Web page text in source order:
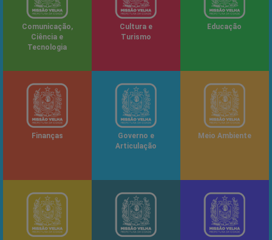
Comunicação,
Ciência e
Tecnologia
Cultura e
Turismo
Educação
Finanças
Governo e
Articulação
Meio Ambiente